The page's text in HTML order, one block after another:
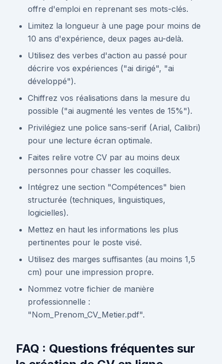
offre d'emploi en reprenant ses mots-clés.
Limitez la longueur à une page pour moins de
10 ans d'expérience, deux pages au-delà.
Utilisez des verbes d'action au passé pour
décrire vos expériences ("ai dirigé", "ai
développé").
Chiffrez vos réalisations dans la mesure du
possible ("ai augmenté les ventes de 15%").
Privilégiez une police sans-serif (Arial, Calibri)
pour une lecture écran optimale.
Faites relire votre CV par au moins deux
personnes pour chasser les coquilles.
Intégrez une section "Compétences" bien
structurée (techniques, linguistiques,
logicielles).
Mettez en haut les informations les plus
pertinentes pour le poste visé.
Utilisez des marges suffisantes (au moins 1,5
cm) pour une impression propre.
Nommez votre fichier de manière
professionnelle :
"Nom_Prenom_CV_Metier.pdf".
FAQ : Questions fréquentes sur